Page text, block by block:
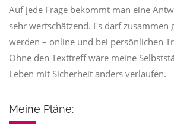
Auf jede Frage bekommt man eine
sehr wertschätzend. Es darf zusammen
werden – online und bei persönlichen
Ohne den Texttreff wäre meine
Leben mit Sicherheit anders verlaufen.
Meine Pläne: